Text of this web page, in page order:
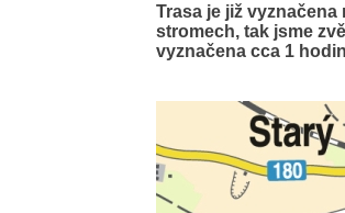
Trasa je již
stromech, tak jsme
vyznačena cca 1